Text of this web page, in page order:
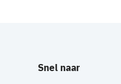
Snel naar